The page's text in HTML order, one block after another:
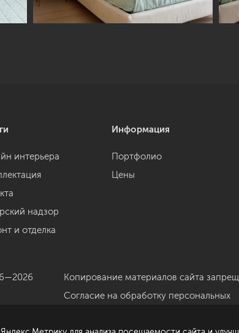
интерьера
надзор
и отделка
Информация
Портфолио
Цены
Копирование материалов сайта
Согласие на обработку персональных